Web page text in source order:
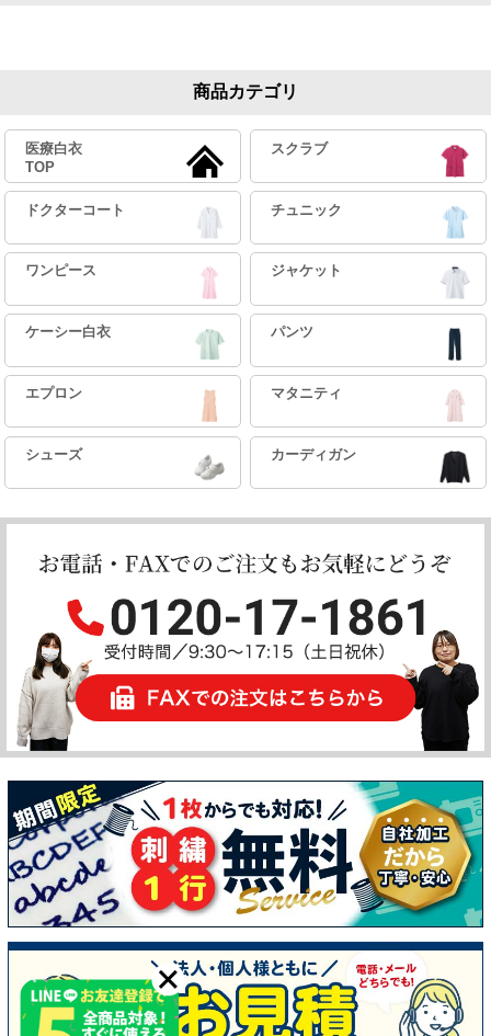
商品カテゴリ
医療白衣
TOP
スクラブ
ドクターコート チュニック
ワンピース ジャケット
ケーシー白衣 パンツ
エプロン マタニティ
シューズ カーディガン